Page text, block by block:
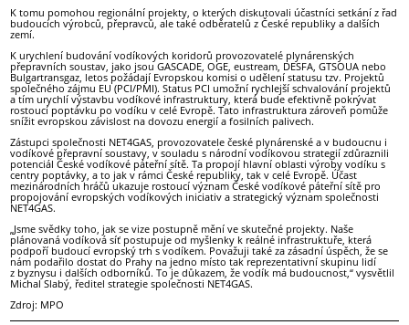
K tomu pomohou regionální projekty, o kterých diskutovali účastníci setkání z řad
budoucích výrobců, přepravců, ale také odběratelů z České republiky a dalších
zemí.
K urychlení budování vodíkových koridorů provozovatelé plynárenských
přepravních soustav, jako jsou GASCADE, OGE, eustream, DESFA, GTSOUA nebo
Bulgartransgaz, letos požádají Evropskou komisi o udělení statusu tzv. Projektů
společného zájmu EU (PCI/PMI). Status PCI umožní rychlejší schvalování projektů
a tím urychlí výstavbu vodíkové infrastruktury, která bude efektivně pokrývat
rostoucí poptávku po vodíku v celé Evropě. Tato infrastruktura zároveň pomůže
snížit evropskou závislost na dovozu energií a fosilních palivech.
Zástupci společnosti NET4GAS, provozovatele české plynárenské a v budoucnu i
vodíkové přepravní soustavy, v souladu s národní vodíkovou strategií zdůraznili
potenciál České vodíkové páteřní sítě. Ta propojí hlavní oblasti výroby vodíku s
centry poptávky, a to jak v rámci České republiky, tak v celé Evropě. Účast
mezinárodních hráčů ukazuje rostoucí význam České vodíkové páteřní sítě pro
propojování evropských vodíkových iniciativ a strategický význam společnosti
NET4GAS.
„Jsme svědky toho, jak se vize postupně mění ve skutečné projekty. Naše
plánovaná vodíková síť postupuje od myšlenky k reálné infrastruktuře, která
podpoří budoucí evropský trh s vodíkem. Považuji také za zásadní úspěch, že se
nám podařilo dostat do Prahy na jedno místo tak reprezentativní skupinu lidí
z byznysu i dalších odborníků. To je důkazem, že vodík má budoucnost,“ vysvětlil
Michal Slabý, ředitel strategie společnosti NET4GAS.
Zdroj: MPO